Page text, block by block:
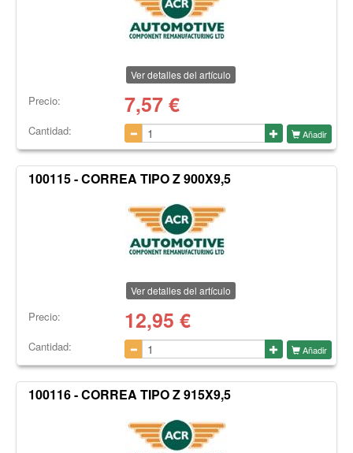
Ver detalles del artículo
Precio: 7,57€
Cantidad: Añadir
100115 - CORREA TIPO Z 900X9,5
Ver detalles del artículo
Precio: 12,95 €
Cantidad: Añadir
100116 - CORREA TIPO Z 915X9,5